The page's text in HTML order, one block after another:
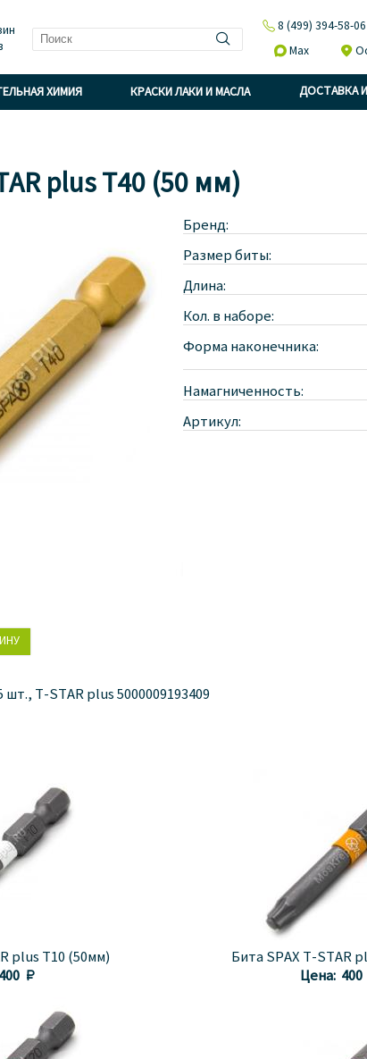
 8 (499) 394-58-06
 Max 
ХИМИЯ КРАСКИ ЛАКИ И МАСЛА ДОСТАВКА
plus T40 (50 мм)
Бренд:
Размер биты:
Длина:
Кол. в наборе:
Форма наконечника:
Намагниченность:
Артикул:
шт., T-STAR plus 5000009193409
plus T10 (50мм)
400 
Бита SPAX T-STAR
Цена: